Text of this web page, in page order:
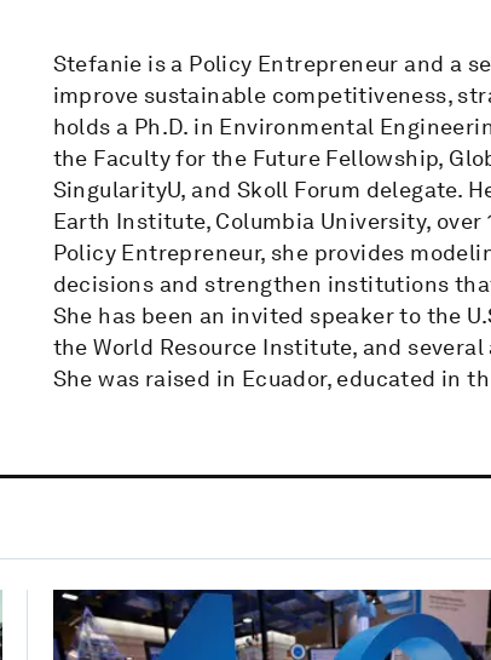
Stefanie is a Policy Entrepreneur and a
improve sustainable competitiveness,
holds a Ph.D. in Environmental
the Faculty for the Future Fellowship,
SingularityU, and Skoll Forum delegate.
Earth Institute, Columbia University, over
Policy Entrepreneur, she provides
decisions and strengthen institutions
She has been an invited speaker to the
the World Resource Institute, and
She was raised in Ecuador, educated in